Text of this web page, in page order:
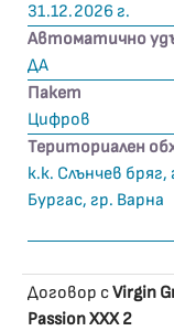
31.12.2026 г.
Автоматично
ДА
Пакет
Цифров
Териториален
к.к. Слънчев
Бургас, гр. Варна
Договор сVirgin
Passion XXX 2